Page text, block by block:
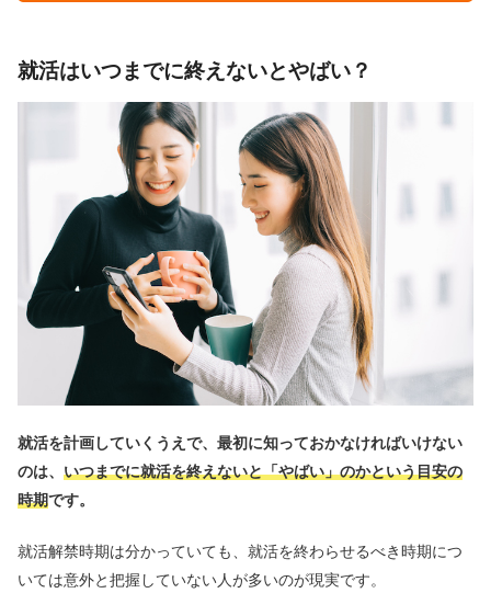
就活はいつまでに終えないとやばい？
就活を計画していくうえで、最初に知っておかなければいけない
のは、 いつまでに就活を終えないと「やばい」のかという目安の
時期です。
就活解禁時期は分かっていても、就活を終わらせるべき時期につ
いては意外と把握していない人が多いのが現実です。